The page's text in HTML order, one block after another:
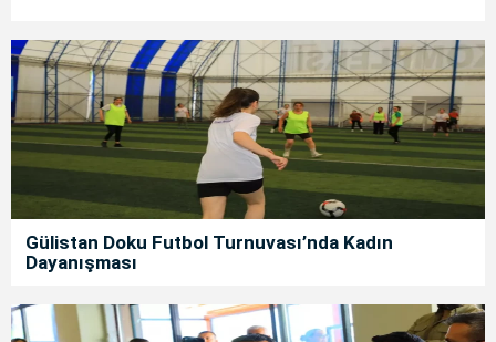
Gülistan Doku Futbol Turnuvası’nda Kadın
Dayanışması